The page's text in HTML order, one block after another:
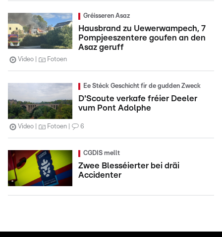
Gréisseren Asaz
Hausbrand zu Uewerwampech, 7
Pompjeeszentere goufen an den
Asaz geruff
Video Fotoen
Ee Stéck Geschicht fir de gudden Zweck
D'Scoute verkafe fréier Deeler
vum Pont Adolphe
Video Fotoen 6
CGDIS mellt
Zwee Blesséierter bei dräi
Accidenter